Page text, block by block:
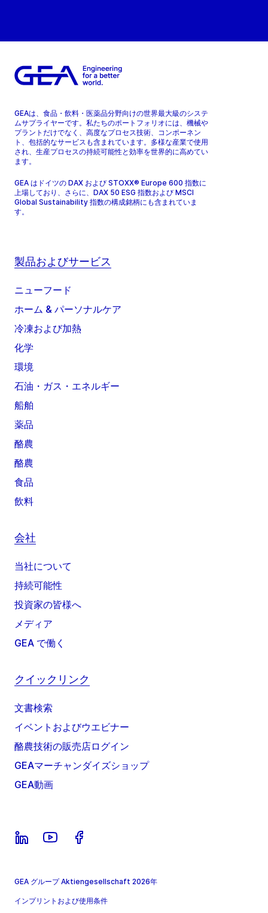
GEAは、食品・飲料・医薬品分野向けの世界最大級のシステ
ムサプライヤーです。私たちのポートフォリオには、機械や
プラントだけでなく、高度なプロセス技術、コンポーネン
ト、包括的なサービスも含まれています。多様な産業で使用
され、生産プロセスの持続可能性と効率を世界的に高めてい
ます。
GEA はドイツの DAX および STOXX® Europe 600 指数に
上場しており、さらに、DAX 50 ESG 指数および MSCI
Global Sustainability 指数の構成銘柄にも含まれていま
す。
製品およびサービス
ニューフード
ホーム & パーソナルケア
冷凍および加熱
化学
環境
石油・ガス・エネルギー
船舶
薬品
酪農
酪農
食品
飲料
会社
当社について
持続可能性
投資家の皆様へ
メディア
GEA で働く
クイックリンク
文書検索
イベントおよびウエビナー
酪農技術の販売店ログイン
GEAマーチャンダイズショップ
GEA動画
GEA グループ Aktiengesellschaft 2026年
インプリントおよび使用条件